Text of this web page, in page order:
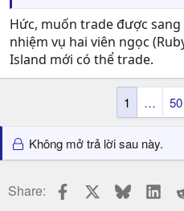
Hức, muốn trade được sang
nhiệm vụ hai viên ngọc
Island mới có thể trade.
1 … 50
Không mở trả lời sau này.
Share: Facebook Bluesky